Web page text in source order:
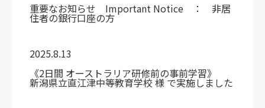
重要なお知らせ Important Notice ： 非居
住者の銀行口座の方
2025.8.13
《2日間 オーストラリア研修前の事前学習》
新潟県立直江津中等教育学校 様 で実施しました